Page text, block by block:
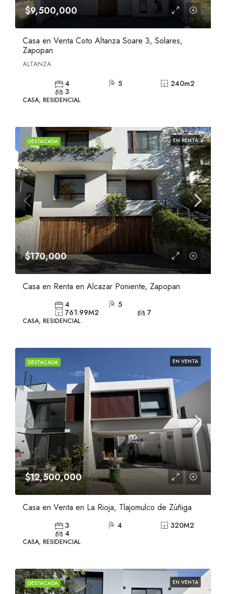
$9,500,000
Casa en Venta Coto Altanza Soare 3, Solares,
Zapopan
ALTANZA
4 5 240m2
3
CASA, RESIDENCIAL
DESTACADA EN RENTA
$170,000
Casa en Renta en Alcazar Poniente, Zapopan
4
5
761.99M2 7
CASA, RESIDENCIAL
DESTACADA EN VENTA
$12,500,000
Casa en Venta en La Rioja, Tlajomulco de Zúñiga
3 4 320M2
4
CASA, RESIDENCIAL
DESTACADA EN VENTA